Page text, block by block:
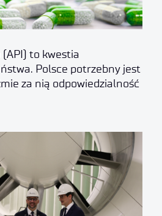
to kwestia
Polsce potrzebny jest
za nią odpowiedzialność